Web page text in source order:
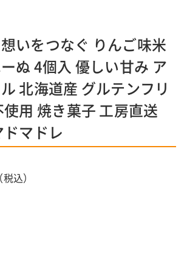
いをつなぐ りんご味米
ぬ 4個入 優しい甘み ア
北海道産 グルテンフリ
用 焼き菓子 工房直送
マドレ
込）